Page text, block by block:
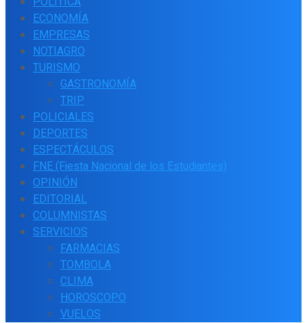
ECONOMÍA
EMPRESAS
NOTIAGRO
TURISMO
GASTRONOMÍA
TRIP
POLICIALES
DEPORTES
ESPECTÁCULOS
FNE (Fiesta Nacional de los Estudiantes)
OPINIÓN
EDITORIAL
COLUMNISTAS
SERVICIOS
FARMACIAS
TOMBOLA
CLIMA
HOROSCOPO
VUELOS